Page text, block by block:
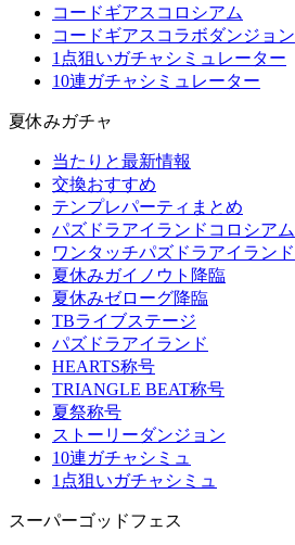
コードギアスコロシアム
コードギアスコラボダンジョン
1点狙いガチャシミュレーター
10連ガチャシミュレーター
夏休みガチャ
当たりと最新情報
交換おすすめ
テンプレパーティまとめ
パズドラアイランドコロシアム
ワンタッチパズドラアイランド
夏休みガイノウト降臨
夏休みゼローグ降臨
TBライブステージ
パズドラアイランド
HEARTS称号
TRIANGLE BEAT称号
夏祭称号
ストーリーダンジョン
10連ガチャシミュ
1点狙いガチャシミュ
スーパーゴッドフェス